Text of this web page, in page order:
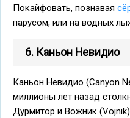
Покайфовать, познавая
парусом, или на водных
6. Каньон Невидио
Каньон Невидио (Canyon
миллионы лет назад
Дурмитор и Вожник